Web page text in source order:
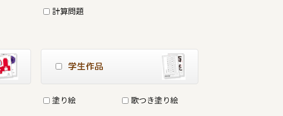
計算問題
学生作品
塗り絵 歌つき塗り絵